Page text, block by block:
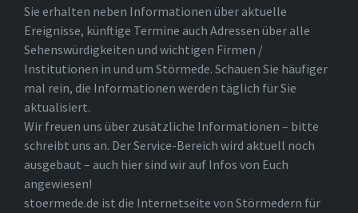
Sie erhalten neben Informationen über aktuelle
Ereignisse, künftige Termine auch Adressen über alle
Sehenswürdigkeiten und wichtigen Firmen /
Institutionen in und um Störmede. Schauen Sie häufiger
mal rein, die Informationen werden täglich für Sie
aktualisiert.
Wir freuen uns über zusätzliche Informationen – bitte
schreibt uns an. Der Service-Bereich wird aktuell noch
ausgebaut – auch hier sind wir auf Infos von Euch
angewiesen!
stoermede.de ist die Internetseite von Störmedern für